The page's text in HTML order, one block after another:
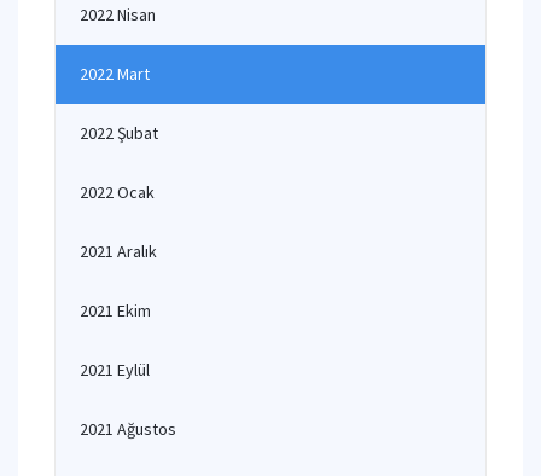
2022 Nisan
2022 Mart
2022 Şubat
2022 Ocak
2021 Aralık
2021 Ekim
2021 Eylül
2021 Ağustos